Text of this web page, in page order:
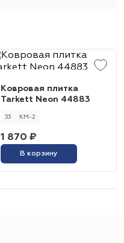
Ковровая плитка
Tarkett Neon 44883
33 КМ-2
1 870 ₽
В корзину